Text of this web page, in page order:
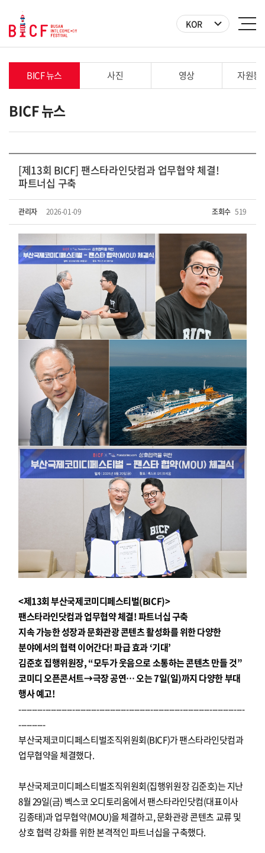
KOR
BICF 뉴스 사진 영상 자원봉
BICF 뉴스
[제13회 BICF] 팬스타라인닷컴과 업무협약 체결!
파트너십 구축
관리자 2026-01-09 조회수 519
<제13회 부산국제코미디페스티벌(BICF)>
팬스타라인닷컴과 업무협약 체결! 파트너십 구축
지속 가능한 성장과 문화관광 콘텐츠 활성화를 위한 다양한
분야에서의 협력 이어간다! 파급 효과 ‘기대’
김준호 집행위원장, “모두가 웃음으로 소통하는 콘텐츠 만들 것”
코미디 오픈콘서트→극장 공연… 오는 7일(일)까지 다양한 부대
행사 예고!
------------------------------------------------------------------------------------
----------
부산국제코미디페스티벌조직위원회(BICF)가 팬스타라인닷컴과
업무협약을 체결했다.
부산국제코미디페스티벌조직위원회(집행위원장 김준호)는 지난
8월 29일(금) 벡스코 오디토리움에서 팬스타라인닷컴(대표이사
김종태)과 업무협약(MOU)을 체결하고, 문화관광 콘텐츠 교류 및
상호 협력 강화를 위한 본격적인 파트너십을 구축했다.